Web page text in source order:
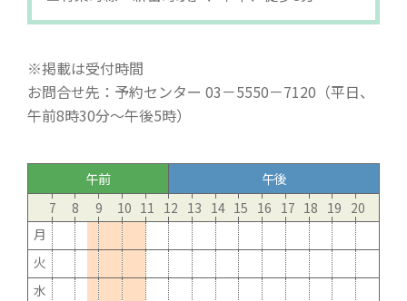
※掲載は受付時間
お問合せ先：予約センター 03－5550－7120（平日、
午前8時30分～午後5時）
午前
午後
7
8 9 10 11 12 13 14 15 16 17 18 19 20
月
火
水